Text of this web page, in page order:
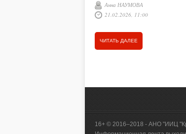
хорошо подготовленных
медицинских сестёр,
организаторскими
способностями. Главную
в особенности чистота, уют и
Анна НАУМОВА
21.02.2026, 11:00
ЧИТАТЬ ДАЛЕЕ
16+ © 2016–2018 - АНО "ИИЦ